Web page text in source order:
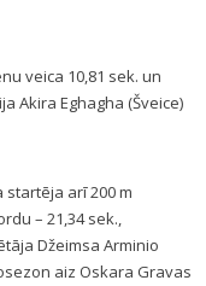
veica 10,81 sek. un
Akira Eghagha (Šveice)
startēja arī 200 m
– 21,34 sek.,
Džeimsa Arminio
aiz Oskara Gravas